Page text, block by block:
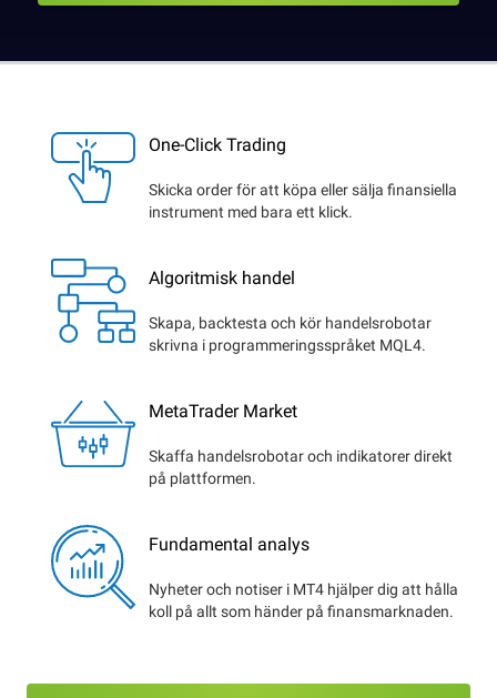
One-Click Trading
Skicka order för att köpa eller sälja finansiella
instrument med bara ett klick.
Algoritmisk handel
Skapa, backtesta och kör handelsrobotar
skrivna i programmeringsspråket MQL4.
MetaTrader Market
Skaffa handelsrobotar och indikatorer direkt
på plattformen.
Fundamental analys
Nyheter och notiser i MT4 hjälper dig att hålla
koll på allt som händer på finansmarknaden.